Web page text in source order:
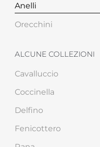
Anelli
Orecchini
ALCUNE COLLEZIONI
Cavalluccio
Coccinella
Delfino
Fenicottero